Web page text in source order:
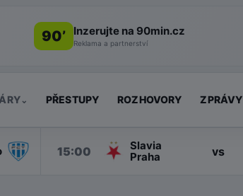
90’ Inzerujte na 90min.cz
Reklama a partnerství
⌄ PŘESTUPY ROZHOVORY ZPRÁVY
15:00
Slavia
Praha
vs